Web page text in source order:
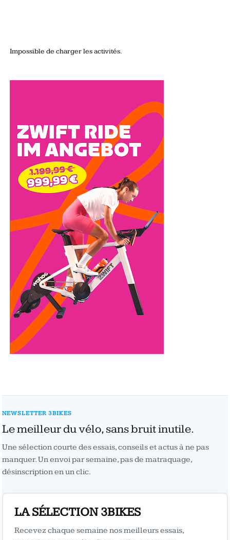
Impossible de charger les activités.
NEWSLETTER 3BIKES
Le meilleur du vélo, sans bruit inutile.
Une sélection courte des essais, conseils et actus à ne pas
manquer. Un envoi par semaine, pas de matraquage,
désinscription en un clic.
LA SÉLECTION 3BIKES
Recevez chaque semaine nos meilleurs essais,